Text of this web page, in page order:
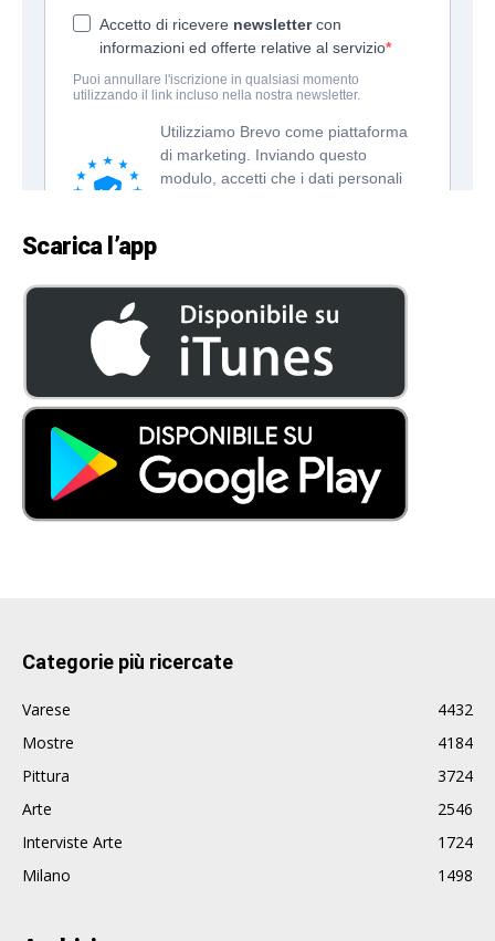
Scarica l’app
Categorie più ricercate
Varese
4432
Mostre
4184
Pittura
3724
Arte
2546
Interviste Arte
1724
Milano
1498